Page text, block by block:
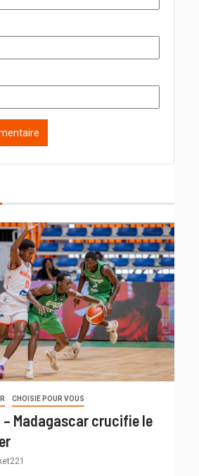
CHOISIE POUR VOUS
– Madagascar crucifie le